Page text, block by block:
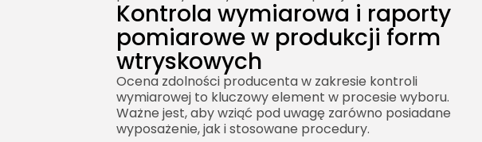
Kontrola wymiarowa i raporty
pomiarowe w produkcji form
wtryskowych
Ocena zdolności producenta w zakresie kontroli
wymiarowej to kluczowy element w procesie wyboru.
Ważne jest, aby wziąć pod uwagę zarówno posiadane
wyposażenie, jak i stosowane procedury.